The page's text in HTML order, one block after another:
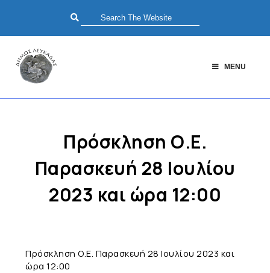
MENU
Πρόσκληση Ο.Ε.
Παρασκευή 28 Ιουλίου
2023 και ώρα 12:00
Πρόσκληση Ο.Ε. Παρασκευή 28 Ιουλίου 2023 και
ώρα 12:00